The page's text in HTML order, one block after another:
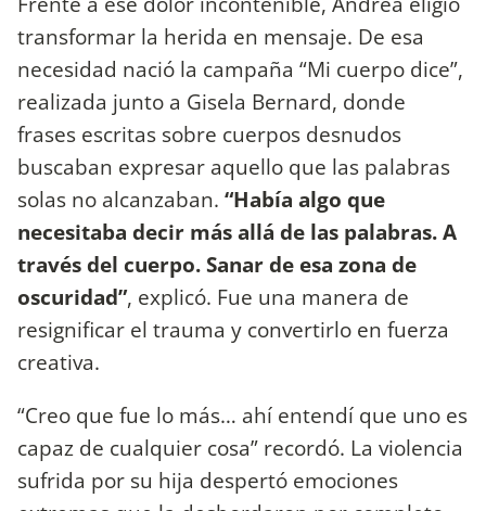
transformar la herida en mensaje. De esa
necesidad nació la campaña “Mi cuerpo dice”,
realizada junto a Gisela Bernard, donde
frases escritas sobre cuerpos desnudos
buscaban expresar aquello que las palabras
solas no alcanzaban. “Había algo que
necesitaba decir más allá de las palabras. A
través del cuerpo. Sanar de esa zona de
oscuridad”, explicó. Fue una manera de
resignificar el trauma y convertirlo en fuerza
creativa.
“Creo que fue lo más… ahí entendí que uno es
capaz de cualquier cosa” recordó. La violencia
sufrida por su hija despertó emociones